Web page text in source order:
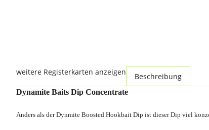
weitere Registerkarten anzeigen Beschreibung
Dynamite Baits Dip Concentrate
Anders als der Dynmite Boosted Hookbait Dip ist dieser Dip viel